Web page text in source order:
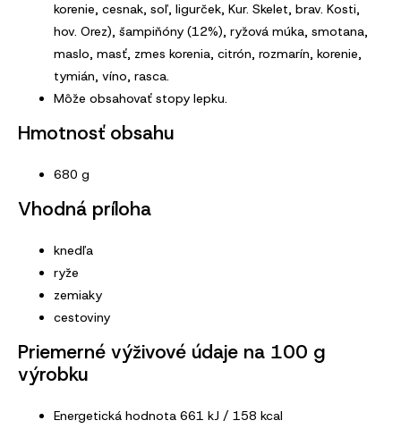
korenie, cesnak, soľ, ligurček, Kur. Skelet, brav. Kosti,
hov. Orez), šampiňóny (12%), ryžová múka, smotana,
maslo, masť, zmes korenia, citrón, rozmarín, korenie,
tymián, víno, rasca.
Môže obsahovať stopy lepku.
Hmotnosť obsahu
680 g
Vhodná príloha
knedľa
ryže
zemiaky
cestoviny
Priemerné výživové údaje na 100 g
výrobku
Energetická hodnota 661 kJ / 158 kcal